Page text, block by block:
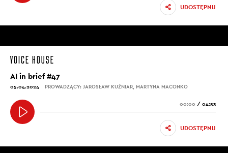
UDOSTĘPNIJ
AI in brief #47
05.04.2024 PROWADZĄCY: JAROSŁAW KUŹNIAR, MARTYNA MACONKO
00:00 / 04:53
UDOSTĘPNIJ